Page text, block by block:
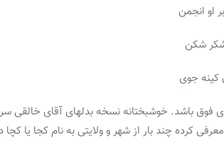
انجمن
شکن
جوی
فوق باشد. خوشبختانه نسخه بدلهای آقای خالقی
کرده چند بار از شهر و ولایتی به نام کجا یا